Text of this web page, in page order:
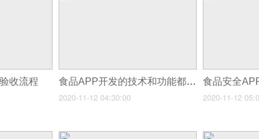
收流程 食品APP开发的技术和功能都有什么特点？
2020-11-12 04:30:00 2020-11-12